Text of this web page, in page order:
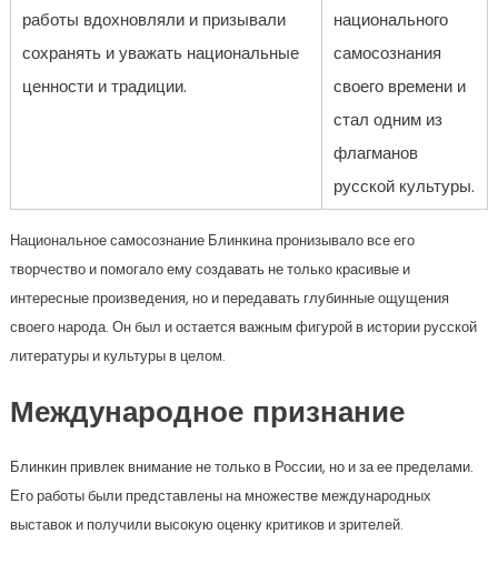
работы вдохновляли и призывали
сохранять и уважать национальные
ценности и традиции.
национального
самосознания
своего времени и
стал одним из
флагманов
русской культуры.
Национальное самосознание Блинкина пронизывало все его
творчество и помогало ему создавать не только красивые и
интересные произведения, но и передавать глубинные ощущения
своего народа. Он был и остается важным фигурой в истории русской
литературы и культуры в целом.
Международное признание
Блинкин привлек внимание не только в России, но и за ее пределами.
Его работы были представлены на множестве международных
выставок и получили высокую оценку критиков и зрителей.